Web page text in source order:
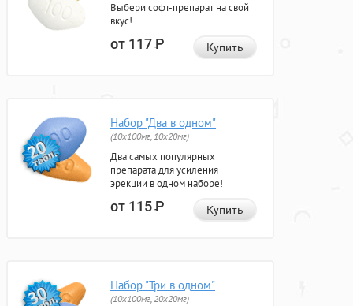
Выбери софт-препарат на свой
вкус!
от 117Р Купить
Набор "Два в одном"
(10x100мг, 10x20мг)
Два самых популярных
препарата для усиления
эрекции в одном наборе!
от 115Р Купить
Набор "Три в одном"
(10x100мг, 20x20мг)